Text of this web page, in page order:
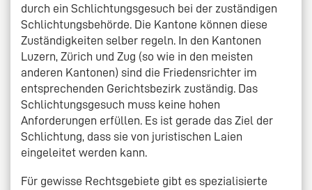
durch ein Schlichtungsgesuch bei der zuständigen
Schlichtungsbehörde. Die Kantone können diese
Zuständigkeiten selber regeln. In den Kantonen
Luzern, Zürich und Zug (so wie in den meisten
anderen Kantonen) sind die Friedensrichter im
entsprechenden Gerichtsbezirk zuständig. Das
Schlichtungsgesuch muss keine hohen
Anforderungen erfüllen. Es ist gerade das Ziel der
Schlichtung, dass sie von juristischen Laien
eingeleitet werden kann.
Für gewisse Rechtsgebiete gibt es spezialisierte